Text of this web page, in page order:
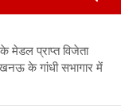
के मेडल प्राप्त विजेता
के गांधी सभागार में